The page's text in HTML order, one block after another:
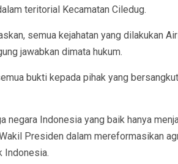
teritorial Kecamatan Ciledug.
semua kejahatan yang dilakukan
jawabkan dimata hukum.
bukti kepada pihak yang
negara Indonesia yang baik hanya
Presiden dalam mereformasikan
Indonesia.